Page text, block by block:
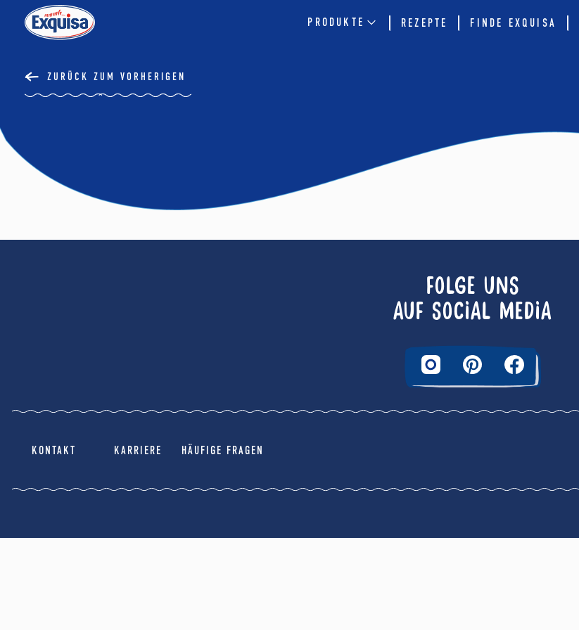
PRODUKTE REZEPTE FINDE EXQUISA
ZURÜCK ZUM VORHERIGEN
FOLGE UNS
AUF SOCIAL MEDIA
KONTAKT KARRIERE HÄUFIGE FRAGEN